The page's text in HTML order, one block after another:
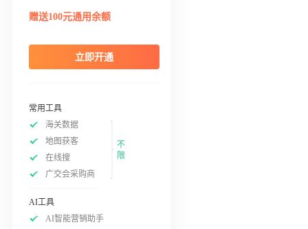
赠送100元通用余额
立即开通
常用工具
海关数据
地图获客
在线搜
广交会采购商
不
限
AI工具
AI智能营销助手